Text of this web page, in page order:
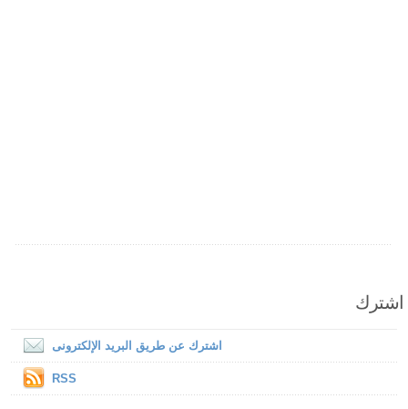
اشترك
اشترك عن طريق البريد الإلكترونى
RSS